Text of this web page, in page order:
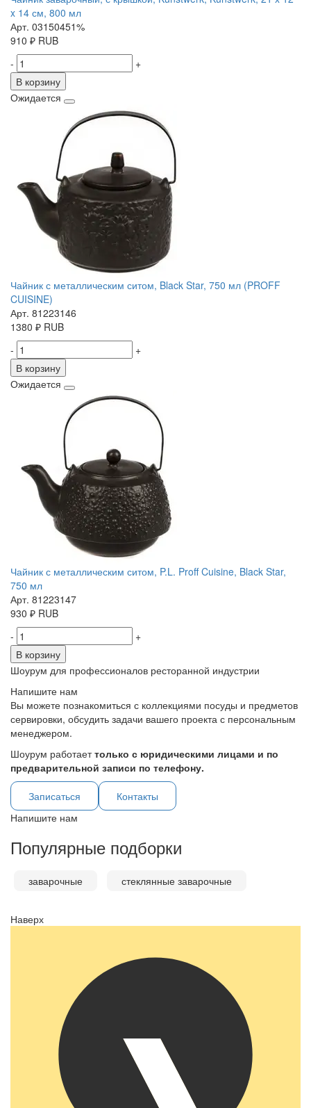
x 14 см, 800 мл
Арт. 03150451%
910 ₽ RUB
-
+
В корзину
Ожидается
Чайник с металлическим ситом, Black Star, 750 мл (PROFF
CUISINE)
Арт. 81223146
1380 ₽ RUB
-
+
В корзину
Ожидается
Чайник с металлическим ситом, P.L. Proff Cuisine, Black Star,
750 мл
Арт. 81223147
930 ₽ RUB
-
+
В корзину
Шоурум для профессионалов ресторанной индустрии
Напишите нам
Вы можете познакомиться с коллекциями посуды и предметов
сервировки, обсудить задачи вашего проекта с персональным
менеджером.
Шоурум работаеттолько с юридическими лицами и по
предварительной записи по телефону.
Записаться
Контакты
Напишите нам
Популярные подборки
заварочные стеклянные заварочные
Наверх